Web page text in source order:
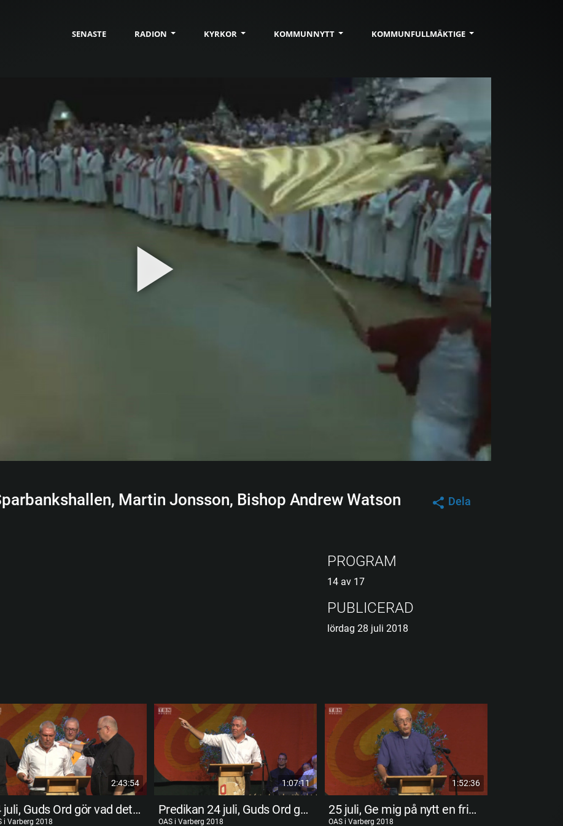
SENASTE RADION KYRKOR KOMMUNNYTT KOMMUNFULLMÄKTIGE
Dela
Martin Jonsson, Bishop Andrew Watson
PROGRAM
14 av 17
PUBLICERAD
lördag 28 juli 2018
2:43:54
24 juli, Guds Ord gör vad det säger, och säger vad det gör. Magnus Persson
i Varberg 2018
1:07:11
Predikan 24 juli, Guds Ord gör vad det säger, och säger vad det gör. Magnus Persson
OAS i Varberg 2018
1:52:36
25 juli, Ge mig på nytt en frimodig ande - om förnyelse av förnyelsen. Fredrik Brosché
OAS i Varberg 2018